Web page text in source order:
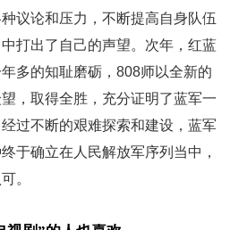
论和压力，不断提高自身队伍
打出了自己的声望。次年，红蓝
多的知耻磨砺，808师以全新的
，取得全胜，充分证明了蓝军一
过不断的艰难探索和建设，蓝军
于确立在人民解放军序列当中，
。